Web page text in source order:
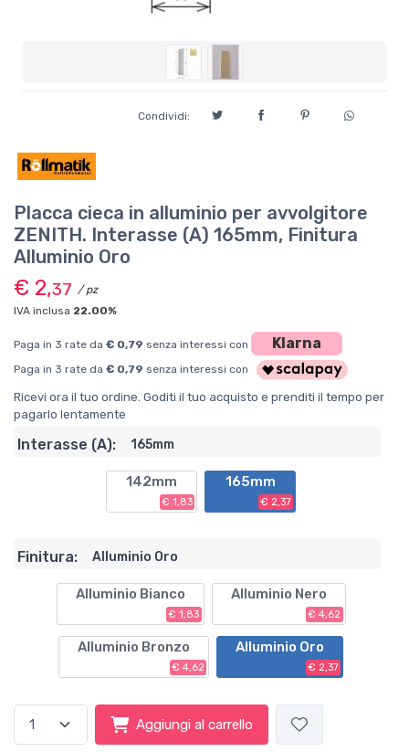
Condividi:
Placca cieca in alluminio per avvolgitore
ZENITH. Interasse (A) 165mm, Finitura
Alluminio Oro
€ 2,37 / pz
IVA inclusa 22.00%
Paga in 3 rate da € 0,79 senza interessi con Klarna
Paga in 3 rate da € 0,79 senza interessi con
Ricevi ora il tuo ordine. Goditi il tuo acquisto e prenditi il tempo per
pagarlo lentamente
Interasse (A): 165mm
142mm
€ 1,83
165mm
€ 2,37
Finitura: Alluminio Oro
Alluminio Bianco
€ 1,83
Alluminio Nero
€ 4,62
Alluminio Bronzo
€ 4,62
Alluminio Oro
€ 2,37
Aggiungi al carrello